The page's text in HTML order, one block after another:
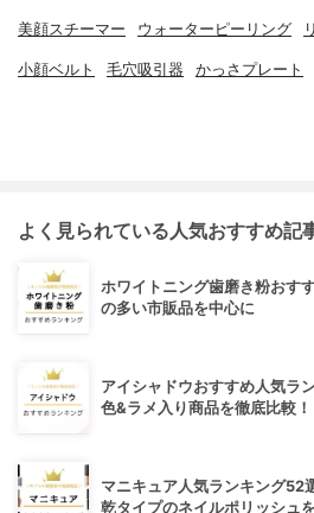
美顔スチーマー ウォーターピーリング
小顔ベルト 毛穴吸引器 かっさプレート
よく見られている人気おすすめ記
ホワイトニング歯磨き粉おす
の多い市販品を中心に
アイシャドウおすすめ人気ラ
色&ラメ入り商品を徹底比較！
マニキュア人気ランキング52
乾タイプのネイルポリッシュ